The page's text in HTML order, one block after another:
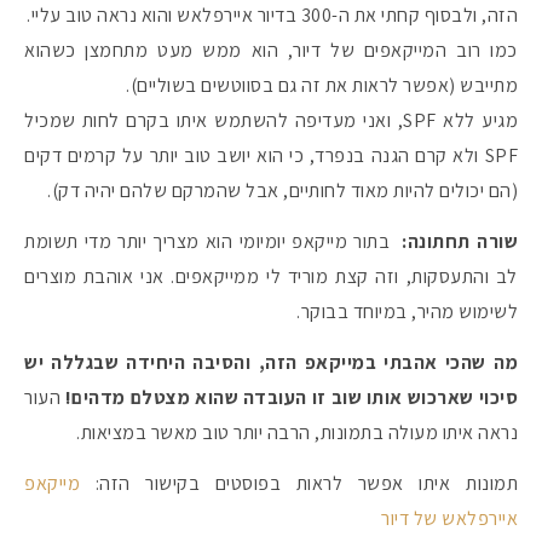
הזה, ולבסוף קחתי את ה-300 בדיור איירפלאש והוא נראה טוב עליי.
כמו רוב המייקאפים של דיור, הוא ממש מעט מתחמצן כשהוא
מתייבש (אפשר לראות את זה גם בסווטשים בשוליים).
מגיע ללא SPF, ואני מעדיפה להשתמש איתו בקרם לחות שמכיל
SPF ולא קרם הגנה בנפרד, כי הוא יושב טוב יותר על קרמים דקים
(הם יכולים להיות מאוד לחותיים, אבל שהמרקם שלהם יהיה דק).
שורה תחתונה: בתור מייקאפ יומיומי הוא מצריך יותר מדי תשומת
לב והתעסקות, וזה קצת מוריד לי ממייקאפים. אני אוהבת מוצרים
לשימוש מהיר, במיוחד בבוקר.
מה שהכי אהבתי במייקאפ הזה, והסיבה היחידה שבגללה יש
סיכוי שארכוש אותו שוב זו העובדה שהוא מצטלם מדהים! העור
נראה איתו מעולה בתמונות, הרבה יותר טוב מאשר במציאות.
תמונות איתו אפשר לראות בפוסטים בקישור הזה: מייקאפ
איירפלאש של דיור